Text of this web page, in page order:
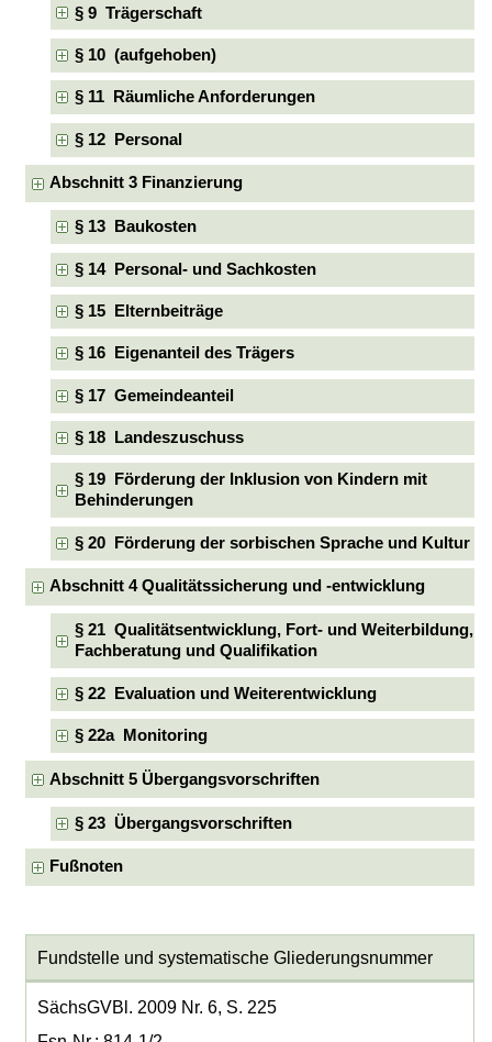
§ 9 Trägerschaft
§ 10 (aufgehoben)
§ 11 Räumliche Anforderungen
§ 12 Personal
Abschnitt 3 Finanzierung
§ 13 Baukosten
§ 14 Personal- und Sachkosten
§ 15 Elternbeiträge
§ 16 Eigenanteil des Trägers
§ 17 Gemeindeanteil
§ 18 Landeszuschuss
§ 19 Förderung der Inklusion von Kindern mit
Behinderungen
§ 20 Förderung der sorbischen Sprache und Kultur
Abschnitt 4 Qualitätssicherung und -entwicklung
§ 21 Qualitätsentwicklung, Fort- und Weiterbildung,
Fachberatung und Qualifikation
§ 22 Evaluation und Weiterentwicklung
§ 22a Monitoring
Abschnitt 5 Übergangsvorschriften
§ 23 Übergangsvorschriften
Fußnoten
Fundstelle und systematische Gliederungsnummer
SächsGVBl. 2009 Nr. 6, S. 225